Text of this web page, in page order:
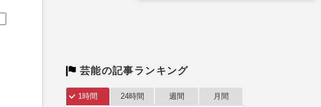
芸能の記事ランキング
1時間 24時間 週間 月間